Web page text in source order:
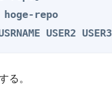
repo
USER2 USER3
る。